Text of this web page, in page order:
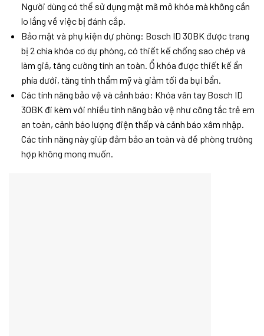
Người dùng có thể sử dụng mật mã mở khóa mà không cần
lo lắng về việc bị đánh cắp.
Bảo mật và phụ kiện dự phòng: Bosch ID 30BK được trang
bị 2 chìa khóa cơ dự phòng, có thiết kế chống sao chép và
làm giả, tăng cường tính an toàn. Ổ khóa được thiết kế ẩn
phía dưới, tăng tính thẩm mỹ và giảm tối đa bụi bẩn.
Các tính năng bảo vệ và cảnh báo: Khóa vân tay Bosch ID
30BK đi kèm với nhiều tính năng bảo vệ như công tắc trẻ em
an toàn, cảnh báo lượng điện thấp và cảnh báo xâm nhập.
Các tính năng này giúp đảm bảo an toàn và đề phòng trường
hợp không mong muốn.